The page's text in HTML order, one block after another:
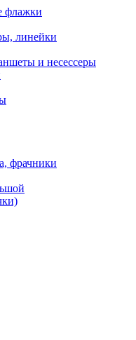
флажки
линейки
и несессеры
фрачники